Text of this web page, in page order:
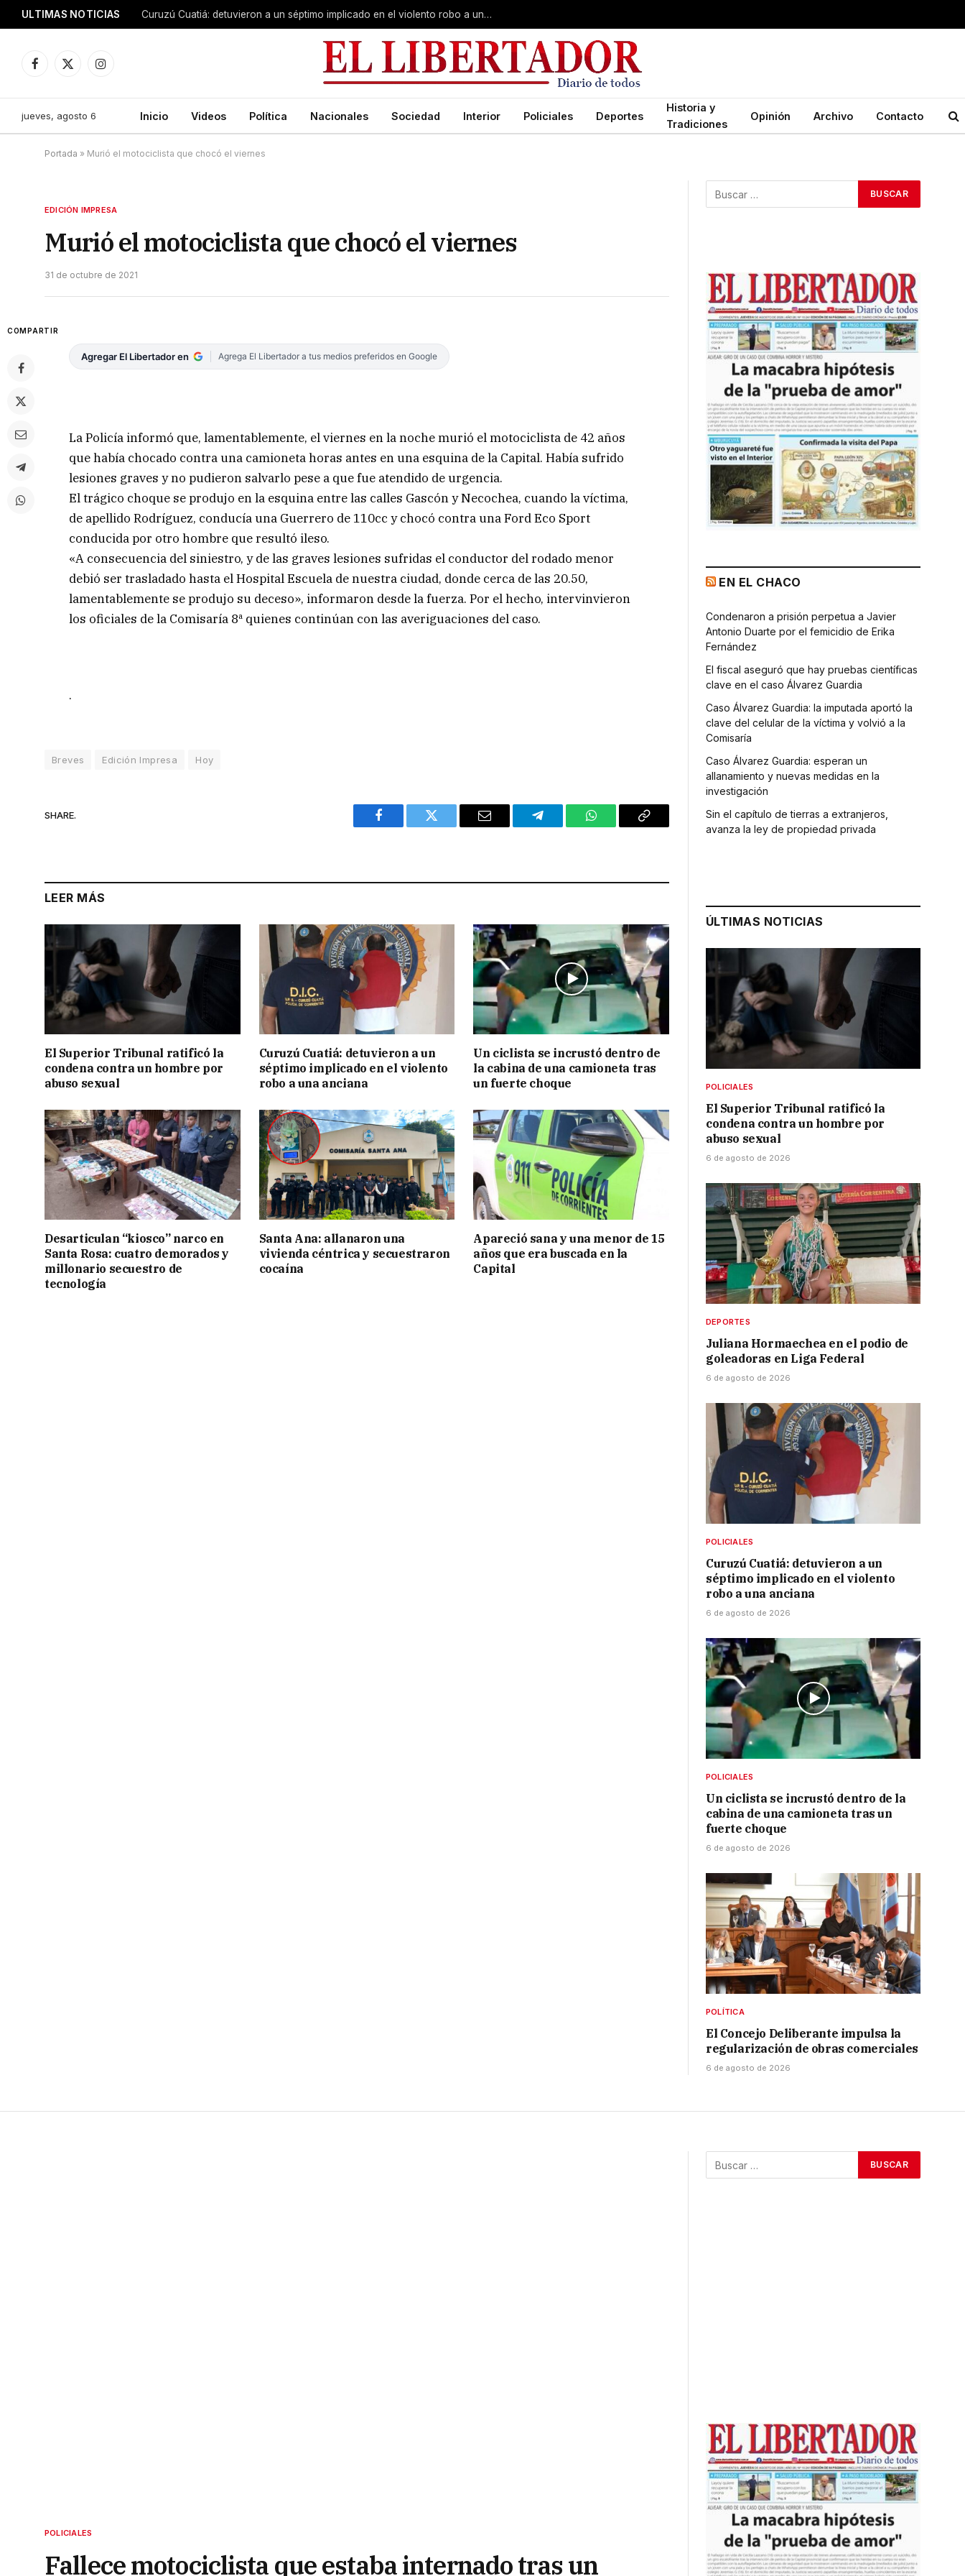
ULTIMAS NOTICIAS Curuzú Cuatiá: detuvieron a un séptimo implicado en el violento robo a una anciana
Facebook
X
Instagram
jueves, agosto 6 Inicio Videos Política Nacionales Sociedad Interior Policiales Deportes
Historia y
Tradiciones
Opinión Archivo Contacto
Portada » Murió el motociclista que chocó el viernes
EDICIÓN IMPRESA
Murió el motociclista que chocó el viernes
31 de octubre de 2021
COMPARTIR
Agregar El Libertador en Agrega El Libertador a tus medios preferidos en Google
La Policía informó que, lamentablemente, el viernes en la noche murió el motociclista de 42 años
que había chocado contra una camioneta horas antes en una esquina de la Capital. Había sufrido
lesiones graves y no pudieron salvarlo pese a que fue atendido de urgencia.
El trágico choque se produjo en la esquina entre las calles Gascón y Necochea, cuando la víctima,
de apellido Rodríguez, conducía una Guerrero de 110cc y chocó contra una Ford Eco Sport
conducida por otro hombre que resultó ileso.
«A consecuencia del siniestro, y de las graves lesiones sufridas el conductor del rodado menor
debió ser trasladado hasta el Hospital Escuela de nuestra ciudad, donde cerca de las 20.50,
lamentablemente se produjo su deceso», informaron desde la fuerza. Por el hecho, intervinvieron
los oficiales de la Comisaría 8ª quienes continúan con las averiguaciones del caso.
.
Breves Edición Impresa Hoy
SHARE.
Facebook Twitter Email Telegram WhatsAppCopy
LEER MÁS
El Superior Tribunal ratificó la
condena contra un hombre por
abuso sexual
Curuzú Cuatiá: detuvieron a un
séptimo implicado en el violento
robo a una anciana
Un ciclista se incrustó dentro de
la cabina de una camioneta tras
un fuerte choque
Desarticulan “kiosco” narco en
Santa Rosa: cuatro demorados y
millonario secuestro de
tecnología
Santa Ana: allanaron una
vivienda céntrica y secuestraron
cocaína
Apareció sana y una menor de 15
años que era buscada en la
Capital
EN EL CHACO
Condenaron a prisión perpetua a Javier
Antonio Duarte por el femicidio de Erika
Fernández
El fiscal aseguró que hay pruebas científicas
clave en el caso Álvarez Guardia
Caso Álvarez Guardia: la imputada aportó la
clave del celular de la víctima y volvió a la
Comisaría
Caso Álvarez Guardia: esperan un
allanamiento y nuevas medidas en la
investigación
Sin el capítulo de tierras a extranjeros,
avanza la ley de propiedad privada
ÚLTIMAS NOTICIAS
POLICIALES
El Superior Tribunal ratificó la
condena contra un hombre por
abuso sexual
6 de agosto de 2026
DEPORTES
Juliana Hormaechea en el podio de
goleadoras en Liga Federal
6 de agosto de 2026
POLICIALES
Curuzú Cuatiá: detuvieron a un
séptimo implicado en el violento
robo a una anciana
6 de agosto de 2026
POLICIALES
Un ciclista se incrustó dentro de la
cabina de una camioneta tras un
fuerte choque
6 de agosto de 2026
POLÍTICA
El Concejo Deliberante impulsa la
regularización de obras comerciales
6 de agosto de 2026
POLICIALES
Fallece motociclista que estaba internado tras un